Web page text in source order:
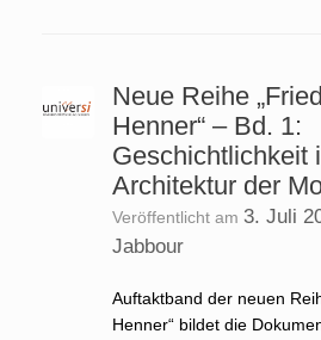
Neue Reihe
Henner“ – Bd. 1:
Geschichtlichkeit
Architektur der
Veröffentlicht am 3. Juli
Jabbour
Auftaktband der neuen
Henner“ bildet die